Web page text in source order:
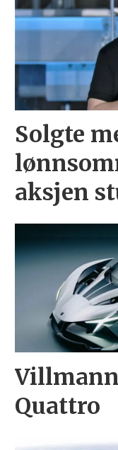
Solgte
aksjen
Quattro